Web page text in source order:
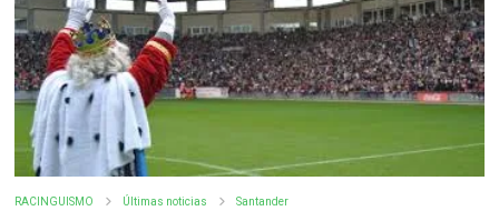
RACINGUISMO Últimas noticias Santander